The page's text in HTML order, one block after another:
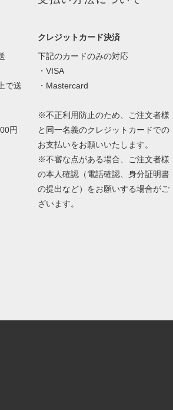
で送
円
クレジットカード決済
下記のカードのみの対応
・VISA
・Mastercard
※不正利用防止のため、ご注文者様
と同一名義のクレジットカードでの
お支払いをお願いいたします。
※不審な点がある場合、ご注文者様
の本人確認（電話確認、身分証明書
の提出など）をお願いする場合がご
ざいます。